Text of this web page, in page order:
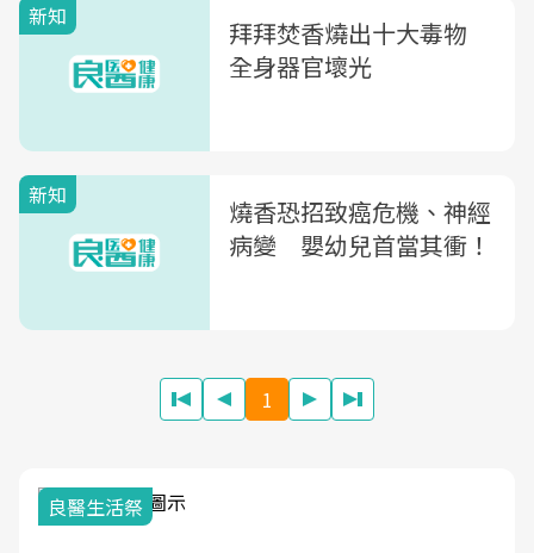
新知
拜拜焚香燒出十大毒物
全身器官壞光
新知
燒香恐招致癌危機、神經
病變 嬰幼兒首當其衝！
1
良醫生活祭